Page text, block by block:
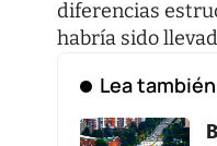
diferencias
habría sido
Lea también